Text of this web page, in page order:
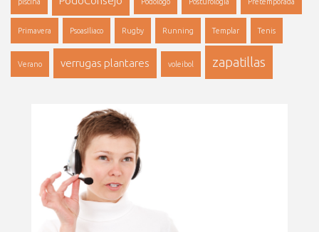
Primavera PsoasIliaco Rugby Running Templar Tenis
Verano verrugas plantares voleibol zapatillas